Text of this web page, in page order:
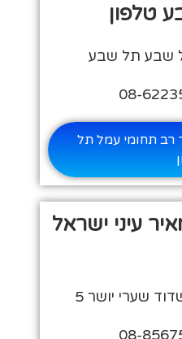
טלפון
שבע תל שבע
תחומי עמל תל
עיני ישראל
שערי יושר 5